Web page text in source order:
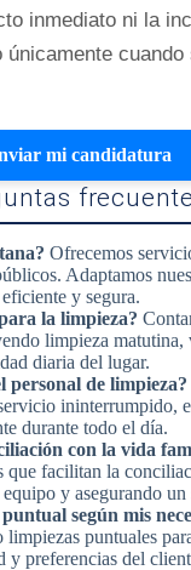
inmediato ni la
mi candidatura
Ofrecemos
Adaptamos
y segura.
la limpieza?
limpieza
diaria del lugar.
personal de limpieza?
ininterrumpido,
durante todo el día.
con la vida
que facilitan la
y asegurando
según mis
puntuales
y preferencias del